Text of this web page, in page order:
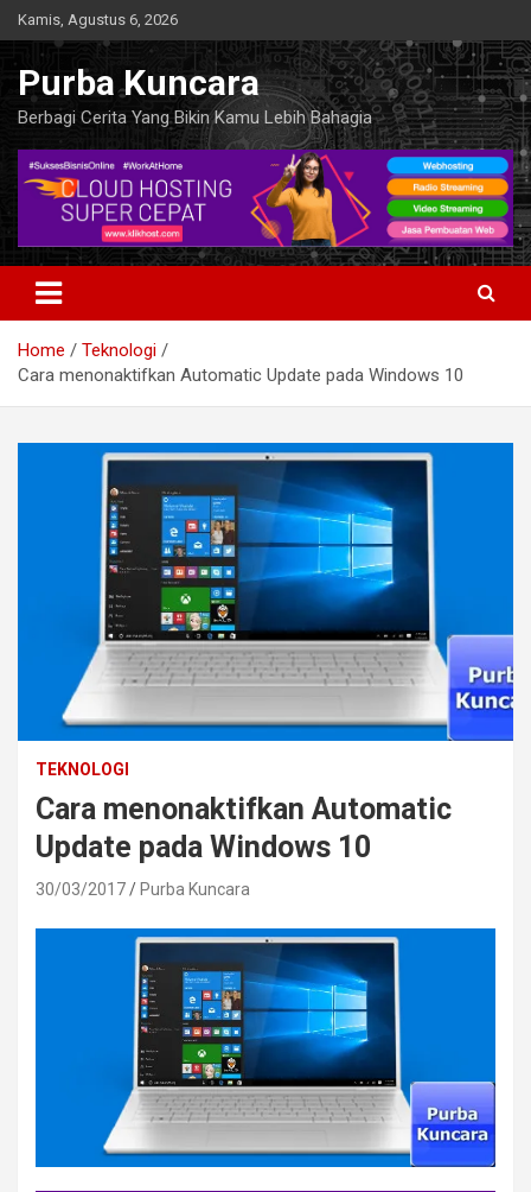
Skip
to
content
Kamis, Agustus 6, 2026
Purba Kuncara
Berbagi Cerita Yang Bikin Kamu Lebih Bahagia
Home
Teknologi
Cara menonaktifkan Automatic Update pada Windows 10
TEKNOLOGI
Cara menonaktifkan Automatic
Update pada Windows 10
30/03/2017 Purba Kuncara